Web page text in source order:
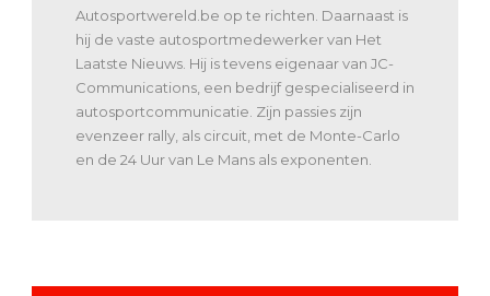
Autosportwereld.be op te richten. Daarnaast is
hij de vaste autosportmedewerker van Het
Laatste Nieuws. Hij is tevens eigenaar van JC-
Communications, een bedrijf gespecialiseerd in
autosportcommunicatie. Zijn passies zijn
evenzeer rally, als circuit, met de Monte-Carlo
en de 24 Uur van Le Mans als exponenten.